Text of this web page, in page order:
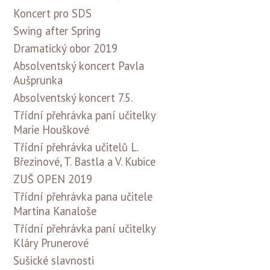
Koncert pro SDS
Swing after Spring
Dramatický obor 2019
Absolventský koncert Pavla
Aušprunka
Absolventský koncert 7.5.
Třídní přehrávka paní učitelky
Marie Houškové
Třídní přehrávka učitelů L.
Březinové, T. Bastla a V. Kubice
ZUŠ OPEN 2019
Třídní přehrávka pana učitele
Martina Kanaloše
Třídní přehrávka paní učitelky
Kláry Prunerové
Sušické slavnosti